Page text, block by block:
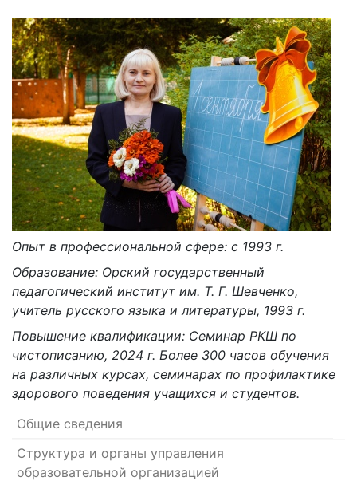
Опыт в профессиональной сфере: с 1993 г.
Образование: Орский государственный
педагогический институт им. Т. Г. Шевченко,
учитель русского языка и литературы, 1993 г.
Повышение квалификации: Семинар РКШ по
чистописанию, 2024 г. Более 300 часов обучения
на различных курсах, семинарах по профилактике
здорового поведения учащихся и студентов.
Общие сведения
Структура и органы управления
образовательной организацией